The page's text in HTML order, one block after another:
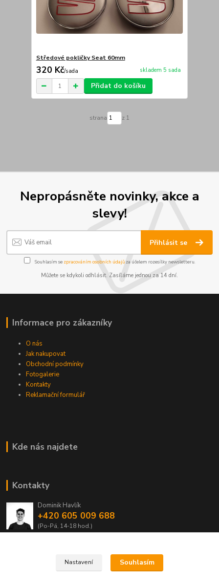
Středové pokličky Seat 60mm
320 Kč/sada skladem 5 sada
Přidat do košíku
strana z 1
Nepropásněte novinky, akce a
slevy!
Přihlásit se
Souhlasím se zpracováním osobních údajůza účelem rozesílky newsletteru.
Můžete se kdykoli odhlásit. Zasíláme jednou za 14 dní.
Informace pro zákazníky
O nás
Jak nakupovat
Obchodní podmínky
Fotogalerie
Kontakty
Reklamační formulář
Kde nás najdete
Kontakty
Dominik Havlík
+420 605 009 688
(Po-Pá, 14-18 hod.)
Nastavení Souhlasím